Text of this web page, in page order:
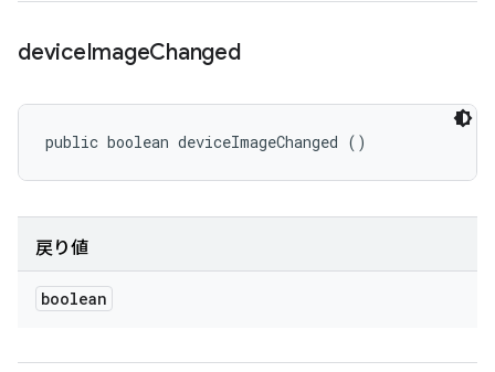
deviceImageChanged
public boolean deviceImageChanged ()
戻り値
boolean